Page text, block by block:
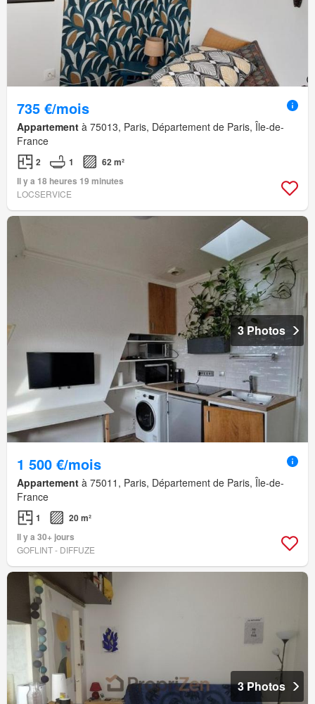
735 €/mois
Appartement à 75013, Paris, Département de Paris, Île-de-
France
2 1
62 m²
Il y a 18 heures 19 minutes
LOCSERVICE
3 Photos
1 500 €/mois
Appartement à 75011, Paris, Département de Paris, Île-de-
France
1
20 m²
Il y a 30+ jours
GOFLINT - DIFFUZE
3 Photos